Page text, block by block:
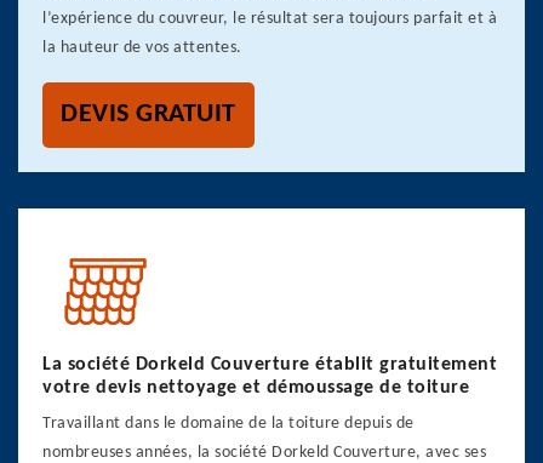
l’expérience du couvreur, le résultat sera toujours parfait et à
la hauteur de vos attentes.
DEVIS GRATUIT
La société Dorkeld Couverture établit gratuitement
votre devis nettoyage et démoussage de toiture
Travaillant dans le domaine de la toiture depuis de
nombreuses années, la société Dorkeld Couverture, avec ses